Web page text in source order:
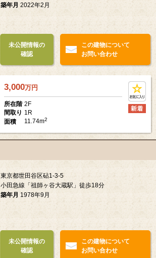
築年月 2022年2月
未公開情報の
確認
この建物について
お問い合わせ
3,000万円
所在階 2F
間取り 1R
面積
11.74m2
東京都世田谷区砧1-3-5
小田急線「祖師ヶ谷大蔵駅」徒歩18分
築年月 1978年9月
未公開情報の
確認
この建物について
お問い合わせ